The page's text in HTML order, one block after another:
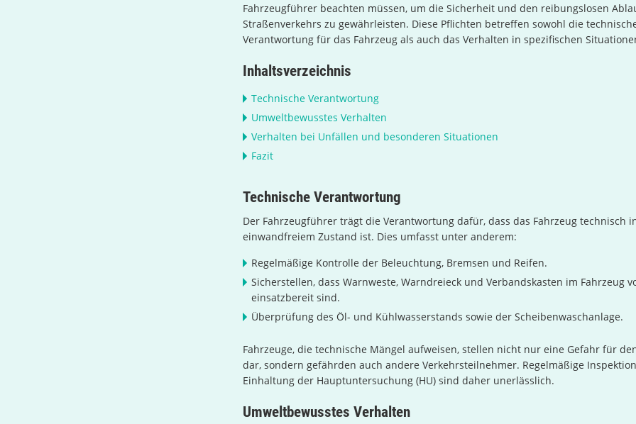
Fahrzeugführer beachten müssen, um die Sicherheit und den reibungslosen
Straßenverkehrs zu gewährleisten. Diese Pflichten betreffen sowohl die
Verantwortung für das Fahrzeug als auch das Verhalten in spezifischen
Inhaltsverzeichnis
Technische Verantwortung
Umweltbewusstes Verhalten
Verhalten bei Unfällen und besonderen Situationen
Fazit
Technische Verantwortung
Der Fahrzeugführer trägt die Verantwortung dafür, dass das Fahrzeug technisch
einwandfreiem Zustand ist. Dies umfasst unter anderem:
Regelmäßige Kontrolle der Beleuchtung, Bremsen und Reifen.
Sicherstellen, dass Warnweste, Warndreieck und Verbandskasten im Fahrzeug
einsatzbereit sind.
Überprüfung des Öl- und Kühlwasserstands sowie der Scheibenwaschanlage.
Fahrzeuge, die technische Mängel aufweisen, stellen nicht nur eine Gefahr für
dar, sondern gefährden auch andere Verkehrsteilnehmer. Regelmäßige
Einhaltung der Hauptuntersuchung (HU) sind daher unerlässlich.
Umweltbewusstes Verhalten